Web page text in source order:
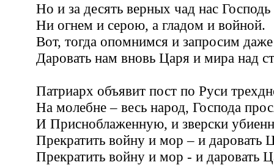
Но и за десять верных чад нас Господь
Ни огнем и серою, а гладом и войной.
Вот, тогда опомнимся и запросим даже
Даровать нам вновь Царя и мира над
Патриарх объявит пост по Руси
На молебне – весь народ, Господа
И Присноблаженную, и зверски
Прекратить войну и мор – и даровать
Прекратить войну и мор - и даровать